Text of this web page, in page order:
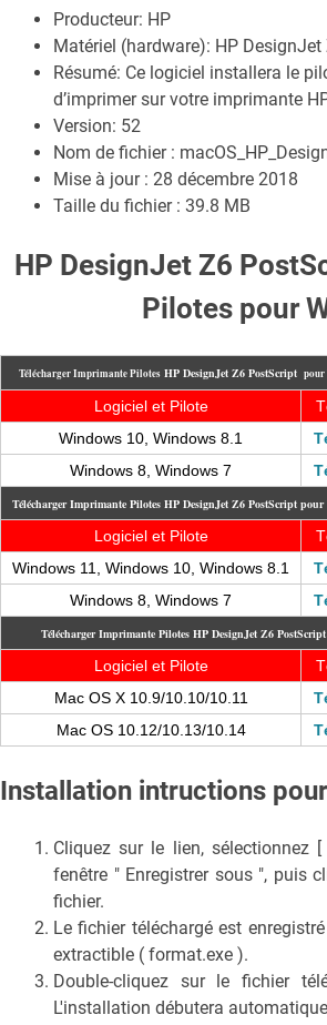
Producteur: HP
Matériel (hardware): HP
Résumé: Ce logiciel installera le
d’imprimer sur votre imprimante
Version: 52
Nom de fichier :
Mise à jour : 28 décembre 2018
Taille du fichier : 39.8 MB
HP DesignJet Z6
Pilotes pour
Télécharger Imprimante Pilotes HP DesignJet Z6 PostScript pour
Logiciel et Pilote
Windows 10, Windows 8.1
Windows 8, Windows 7
Télécharger Imprimante Pilotes HP DesignJet Z6 PostScript
Logiciel et Pilote
Windows 11, Windows 10, Windows 8.1
Windows 8, Windows 7
Télécharger Imprimante Pilotes HP DesignJet Z6
Logiciel et Pilote
Mac OS X 10.9/10.10/10.11
Mac OS 10.12/10.13/10.14
Installation intructions
Cliquez sur le lien, sélectionnez
fenêtre " Enregistrer sous ", puis
fichier.
Le fichier téléchargé est
extractible ( format.exe ).
Double-cliquez sur le fichier
L'installation débutera